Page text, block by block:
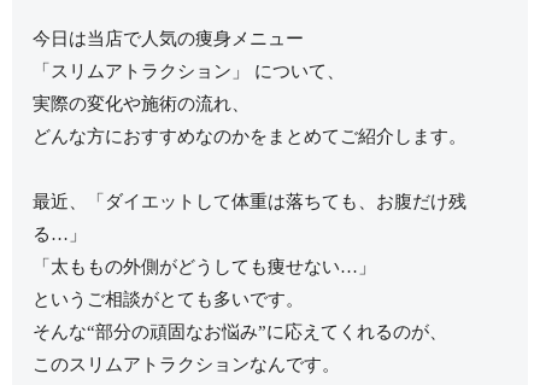
今日は当店で人気の痩身メニュー
「スリムアトラクション」 について、
実際の変化や施術の流れ、
どんな方におすすめなのかをまとめてご紹介します。
最近、「ダイエットして体重は落ちても、お腹だけ残
る…」
「太ももの外側がどうしても痩せない…」
というご相談がとても多いです。
そんな“部分の頑固なお悩み”に応えてくれるのが、
このスリムアトラクションなんです。